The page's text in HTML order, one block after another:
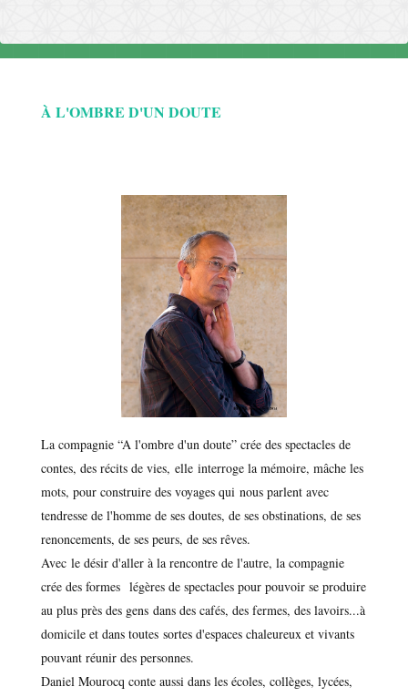
À L'OMBRE D'UN DOUTE
La compagnie “A l'ombre d'un doute” crée des spectacles de
contes, des récits de vies, elle interroge la mémoire, mâche les
mots, pour construire des voyages qui nous parlent avec
tendresse de l'homme de ses doutes, de ses obstinations, de ses
renoncements, de ses peurs, de ses rêves.
Avec le désir d'aller à la rencontre de l'autre, la compagnie
crée des formes légères de spectacles pour pouvoir se produire
au plus près des gens dans des cafés, des fermes, des lavoirs...à
domicile et dans toutes sortes d'espaces chaleureux et vivants
pouvant réunir des personnes.
Daniel Mourocq conte aussi dans les écoles, collèges, lycées,